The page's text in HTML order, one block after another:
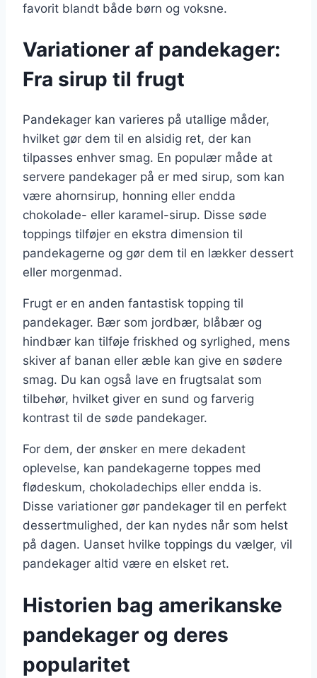
favorit blandt både børn og voksne.
Variationer af pandekager:
Fra sirup til frugt
Pandekager kan varieres på utallige måder,
hvilket gør dem til en alsidig ret, der kan
tilpasses enhver smag. En populær måde at
servere pandekager på er med sirup, som kan
være ahornsirup, honning eller endda
chokolade- eller karamel-sirup. Disse søde
toppings tilføjer en ekstra dimension til
pandekagerne og gør dem til en lækker dessert
eller morgenmad.
Frugt er en anden fantastisk topping til
pandekager. Bær som jordbær, blåbær og
hindbær kan tilføje friskhed og syrlighed, mens
skiver af banan eller æble kan give en sødere
smag. Du kan også lave en frugtsalat som
tilbehør, hvilket giver en sund og farverig
kontrast til de søde pandekager.
For dem, der ønsker en mere dekadent
oplevelse, kan pandekagerne toppes med
flødeskum, chokoladechips eller endda is.
Disse variationer gør pandekager til en perfekt
dessertmulighed, der kan nydes når som helst
på dagen. Uanset hvilke toppings du vælger, vil
pandekager altid være en elsket ret.
Historien bag amerikanske
pandekager og deres
popularitet